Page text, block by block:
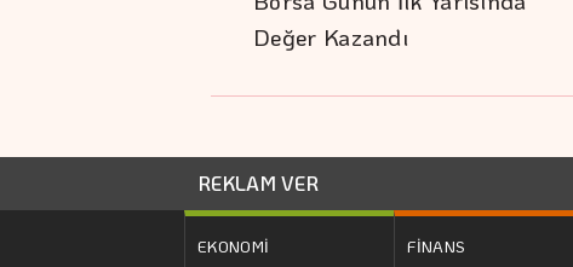
Değer Kazandı
REKLAM VER
EKONOMİ FİNANS